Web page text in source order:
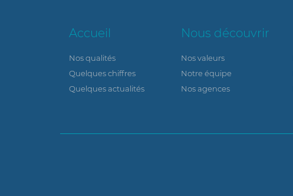
Accueil
Nos qualités
Quelques chiffres
Quelques actualités
Nous découvrir
Nos valeurs
Notre équipe
Nos agences